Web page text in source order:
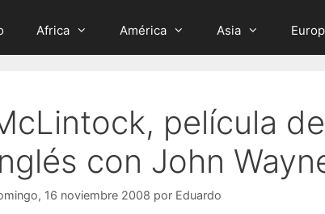
Africa América Asia
película
con John
16 noviembre 2008 por Eduardo